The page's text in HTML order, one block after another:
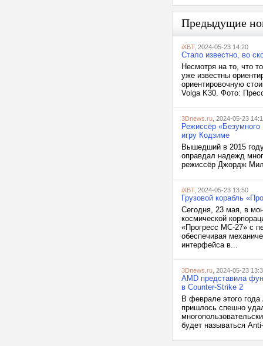
Предыдущие
iXBT, 2024-05-23 14:20
Стало известно, во
Несмотря на то, что
уже известны
ориентировочную
Volga K30. Фото:
3Dnews.ru , 2024-05-23
Режиссёр
игру Кодзиме
Вышедший в 2015
оправдал надежд
режиссёр Джордж
iXBT, 2024-05-23 13:50
Грузовой корабль
Сегодня, 23 мая, в
космической
«Прогресс МС-27» с
обеспечивая
интерфейса в...
3Dnews.ru , 2024-05-23
AMD представила
в Counter-Strike 2
В феврале этого
пришлось спешно
будет называться